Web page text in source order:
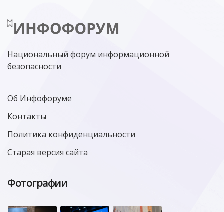
МИНЦИФРЫ РОССИИ NGFW
Национальный форум информационной
безопасности
Об Инфофоруме
Контакты
Политика конфиденциальности
Старая версия сайта
Фотографии